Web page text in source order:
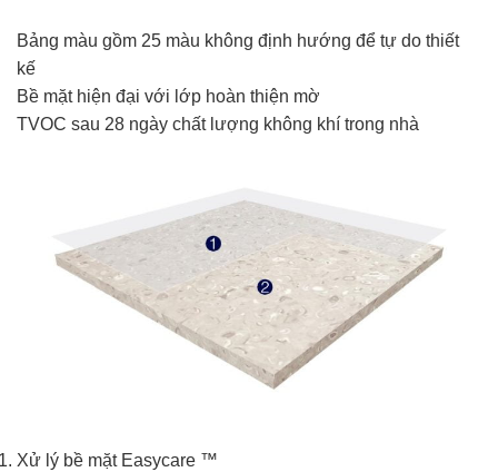
Bảng màu gồm 25 màu không định hướng để tự do thiết
kế
Bề mặt hiện đại với lớp hoàn thiện mờ
TVOC sau 28 ngày chất lượng không khí trong nhà
Xử lý bề mặt Easycare ™